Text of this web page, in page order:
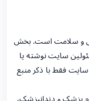
و سلامت است. بخش
سایت نوشته یا
سایت فقط با ذکر منبع
پزشک و دندانپزشک،